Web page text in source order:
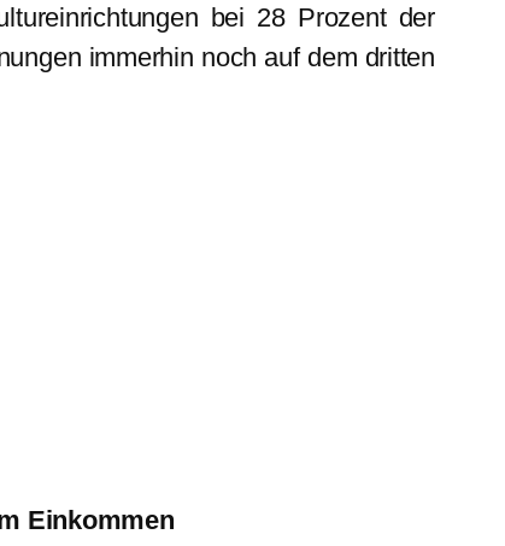
bei 28 Prozent der
immerhin noch auf dem dritten
Einkommen